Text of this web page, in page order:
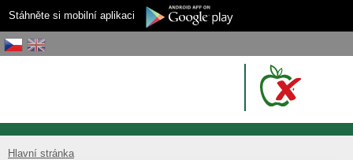
Stáhněte si mobilní aplikaci
Hlavní stránka